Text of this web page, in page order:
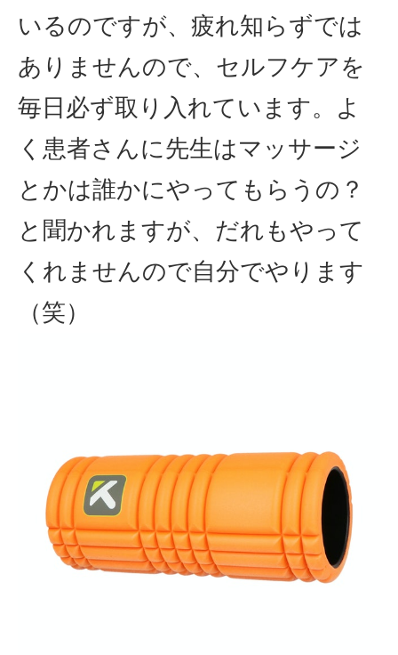
いるのですが、疲れ知らずでは
ありませんので、セルフケアを
毎日必ず取り入れています。よ
く患者さんに先生はマッサージ
とかは誰かにやってもらうの？
と聞かれますが、だれもやって
くれませんので自分でやります
（笑）